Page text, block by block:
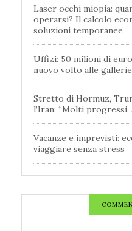
Laser occhi miopia:
operarsi? Il calcolo
soluzioni temporanee
Uffizi: 50 milioni di
nuovo volto alle gallerie
Stretto di Hormuz,
l’Iran: “Molti progressi,
Vacanze e imprevisti:
viaggiare senza stress